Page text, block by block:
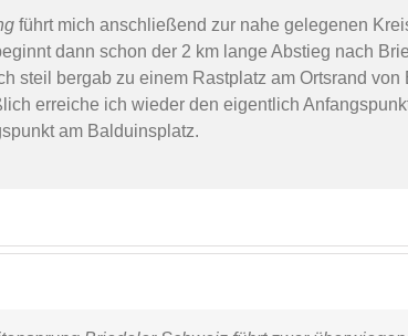
führt mich anschließend zur nahe gelegenen
dann schon der 2 km lange Abstieg nach
steil bergab zu einem Rastplatz am Ortsrand
erreiche ich wieder den eigentlich
am Balduinsplatz.